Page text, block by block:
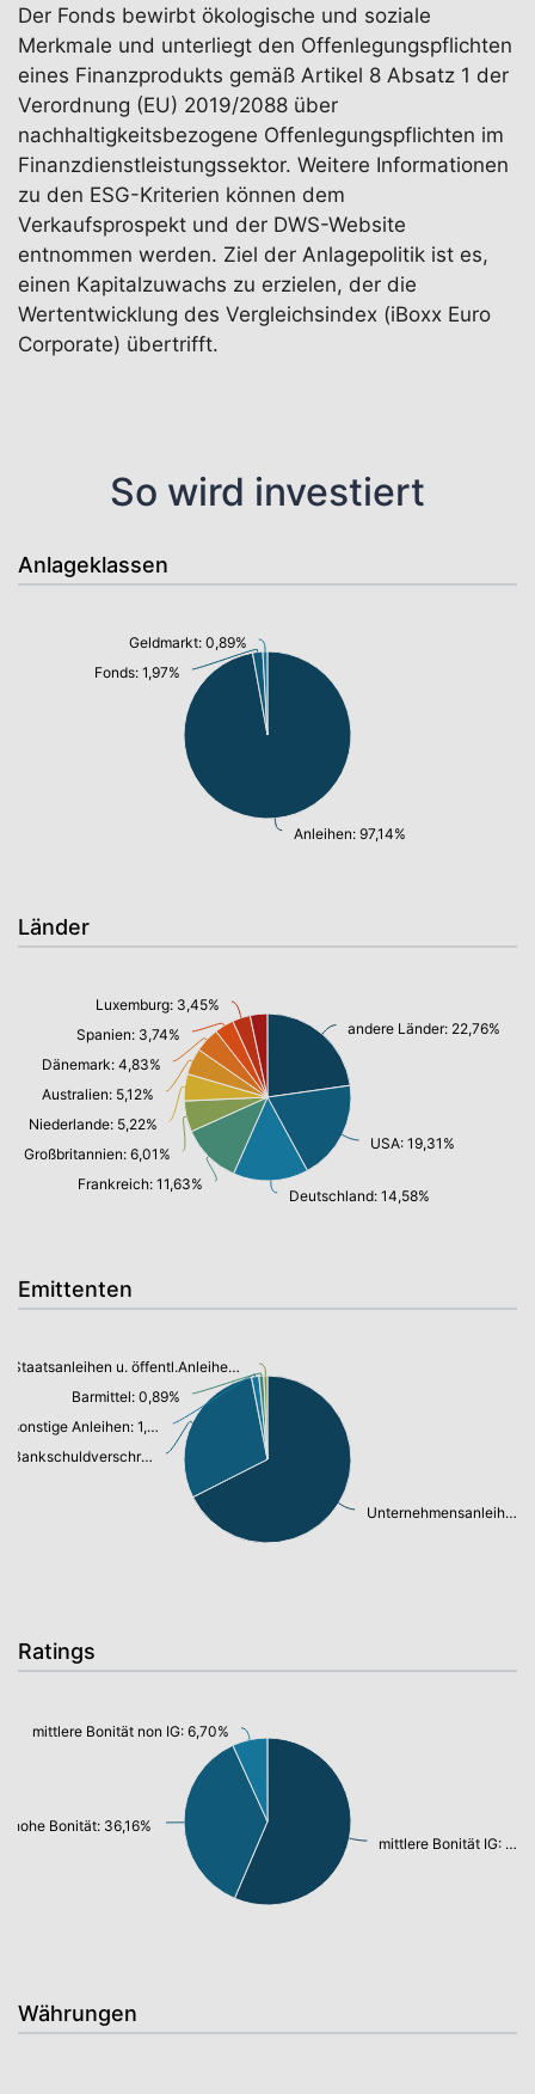
Der Fonds bewirbt ökologische und soziale
Merkmale und unterliegt den Offenlegungspflichten
eines Finanzprodukts gemäß Artikel 8 Absatz 1 der
Verordnung (EU) 2019/2088 über
nachhaltigkeitsbezogene Offenlegungspflichten im
Finanzdienstleistungssektor. Weitere Informationen
zu den ESG-Kriterien können dem
Verkaufsprospekt und der DWS-Website
entnommen werden. Ziel der Anlagepolitik ist es,
einen Kapitalzuwachs zu erzielen, der die
Wertentwicklung des Vergleichsindex (iBoxx Euro
Corporate) übertrifft.
So wird investiert
Anlageklassen
Anleihen: 97,14%
Fonds: 1,97%
Geldmarkt: 0,89%
Länder
andere Länder: 22,76%
USA: 19,31%
Deutschland: 14,58%
Frankreich: 11,63%
Großbritannien: 6,01%
Niederlande: 5,22%
Australien: 5,12%
Dänemark: 4,83%
Spanien: 3,74%
Luxemburg: 3,45%
Emittenten
Unternehmensanleihen: 65,42%
Bankschuldverschreibung: 28,47%
sonstige Anleihen: 1,38%
Barmittel: 0,89%
Staatsanleihen u. öffentl.Anleihen: 0,69%
Ratings
mittlere Bonität IG: 55,57%
hohe Bonität: 36,16%
mittlere Bonität non IG: 6,70%
Währungen